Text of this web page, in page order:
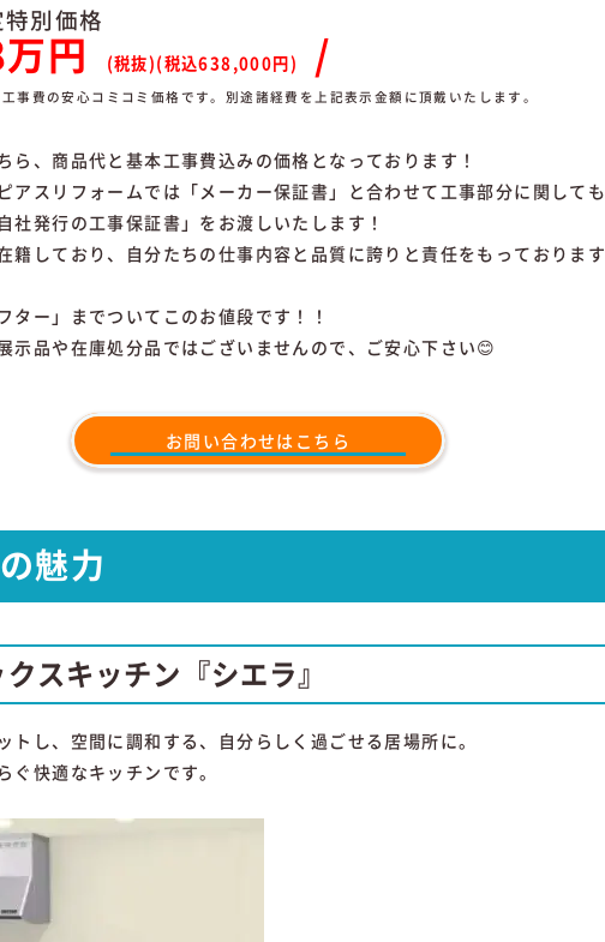
別価格
円 (税抜)(税込638,000円) /
事費の安心コミコミ価格です。別途諸経費を上記表示金額に頂戴いたします。
ら、商品代と基本工事費込みの価格となっております！
アスリフォームでは「メーカー保証書」と合わせて工事部分に関しても
社発行の工事保証書」をお渡しいたします！
籍しており、自分たちの仕事内容と品質に誇りと責任をもっております
ター」までついてこのお値段です！！
示品や在庫処分品ではございませんので、ご安心下さい😊
お問い合わせはこちら
魅力
スキッチン『シエラ』
トし、空間に調和する、自分らしく過ごせる居場所に。
ぐ快適なキッチンです。